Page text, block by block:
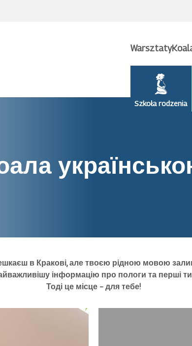
Warsztaty
Szkoła rodzenia
в Кракові, але твоєю рідною мовою
інформацію про пологи та перші
Тоді це місце – для тебе!